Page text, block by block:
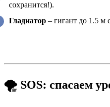
сохранится!).
Гладиатор – гигант до 1.5 м
🌪 SOS: спасаем